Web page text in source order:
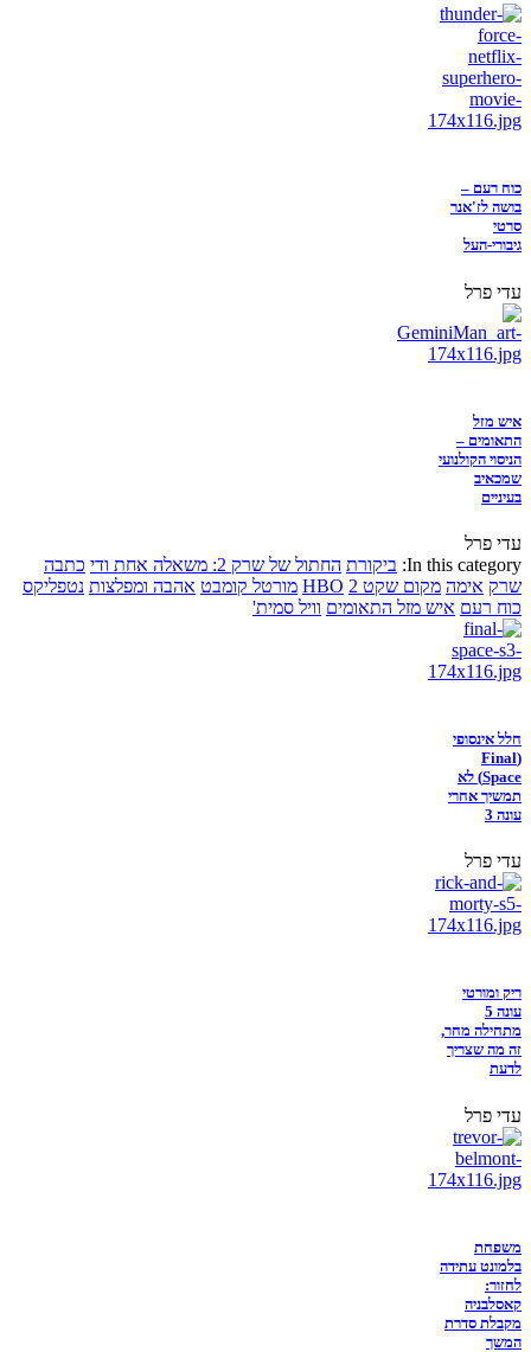
כוח רעם –
בושה לז'אנר
סרטי
גיבורי-העל
עדי פרל
איש מזל
התאומים –
הניסוי הקולנועי
שמכאיב
בעיניים
עדי פרל
In this category: ביקורת החתול של שרק 2: משאלה אחת ודי
כתבה
שרק אימה מקום שקט 2 HBO מורטל קומבט אהבה ומפלצות נטפליקס
כוח רעם איש מזל התאומים וויל סמית'
חלל אינסופי
(Final
Space) לא
תמשיך אחרי
עונה 3
עדי פרל
ריק ומורטי
עונה 5
מתחילה מחר,
זה מה שצריך
לדעת
עדי פרל
משפחת
בלמונט עתידה
לחזור:
קאסלבניה
מקבלת סדרת
המשך